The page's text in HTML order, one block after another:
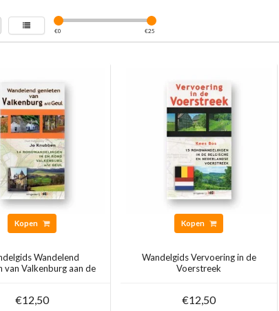
€0 €25
Kopen
Wandelend
van Valkenburg aan de
€12,50
Kopen
Wandelgids Vervoering in de
Voerstreek
€12,50